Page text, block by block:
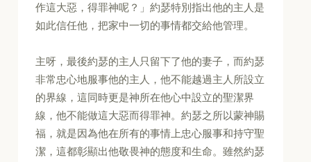
作這大惡，得罪神呢？」約瑟特別指出他的主人是
如此信任他，把家中一切的事情都交給他管理。
主呀，最後約瑟的主人只留下了他的妻子，而約瑟
非常忠心地服事他的主人，他不能越過主人所設立
的界線，這同時更是神所在他心中設立的聖潔界
線，他不能做這大惡而得罪神。約瑟之所以蒙神賜
福，就是因為他在所有的事情上忠心服事和持守聖
潔，這都彰顯出他敬畏神的態度和生命。雖然約瑟